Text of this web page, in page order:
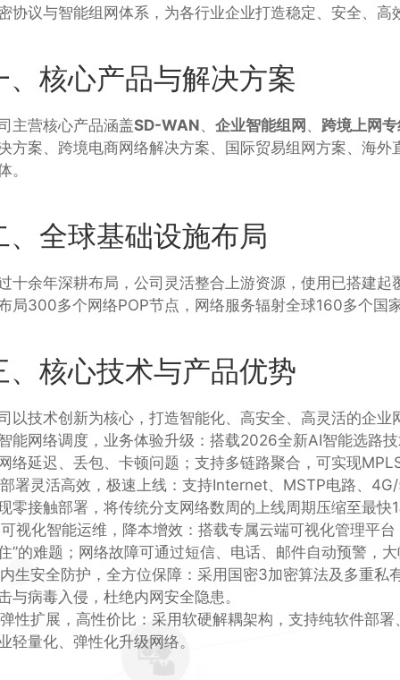
协议与智能组网体系，为各行业企业打造稳定、安全、
、核心产品与解决方案
主营核心产品涵盖SD-WAN、 企业智能组网 、 跨境上网
方案、跨境电商网络解决方案、国际贸易组网方案、海
。
、全球基础设施布局
十余年深耕布局，公司灵活整合上游资源，使用已搭建
局300多个网络POP节点，网络服务辐射全球160多个国
、核心技术与产品优势
以技术创新为核心，打造智能化、高安全、高灵活的企业
能网络调度，业务体验升级：搭载2026全新AI智能选路
络延迟、丢包、卡顿问题；支持多链路聚合，可实现
署灵活高效，极速上线：支持Internet、MSTP电路、
零接触部署，将传统分支网络数周的上线周期压缩至最
视化智能运维，降本增效：搭载专属云端可视化管理平
”的难题；网络故障可通过短信、电话、邮件自动预警，
生安全防护，全方位保障：采用国密3加密算法及多重
与病毒入侵，杜绝内网安全隐患。
性扩展，高性价比：采用软硬解耦架构，支持纯软件部
轻量化、弹性化升级网络。